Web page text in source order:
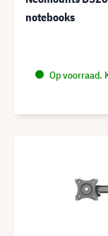
notebooks
Op voorraad.